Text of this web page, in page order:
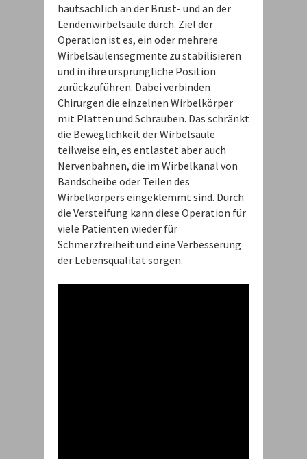
hautsächlich an der Brust- und an der
Lendenwirbelsäule durch. Ziel der
Operation ist es, ein oder mehrere
Wirbelsäulensegmente zu stabilisieren
und in ihre ursprüngliche Position
zurückzuführen. Dabei verbinden
Chirurgen die einzelnen Wirbelkörper
mit Platten und Schrauben. Das schränkt
die Beweglichkeit der Wirbelsäule
teilweise ein, es entlastet aber auch
Nervenbahnen, die im Wirbelkanal von
Bandscheibe oder Teilen des
Wirbelkörpers eingeklemmt sind. Durch
die Versteifung kann diese Operation für
viele Patienten wieder für
Schmerzfreiheit und eine Verbesserung
der Lebensqualität sorgen.